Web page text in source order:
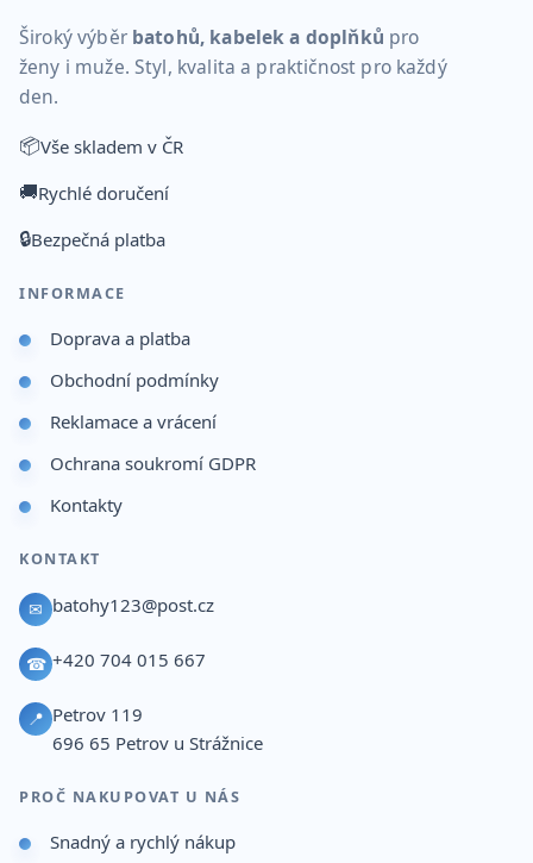
Široký výběr batohů, kabelek a doplňků pro
ženy i muže. Styl, kvalita a praktičnost pro každý
den.
📦Vše skladem v ČR
🚚Rychlé doručení
🔒Bezpečná platba
INFORMACE
Doprava a platba
Obchodní podmínky
Reklamace a vrácení
Ochrana soukromí GDPR
Kontakty
KONTAKT
✉ batohy123@post.cz
☎ +420 704 015 667
📍 Petrov 119
696 65 Petrov u Strážnice
PROČ NAKUPOVAT U NÁS
Snadný a rychlý nákup